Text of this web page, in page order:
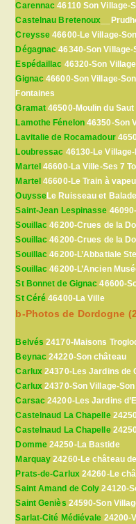
Carennac 46110 Son Village-
Castelnau Bretenoux
Creysse 46600-Le Village-
Dégagnac 46340-Son Village-
Espédaillac 46320-Son
Gignac 46600-Son Village-
Fontaines
Gramat 46500-Moulin du Saut
Lamothe Fénelon46350-Son
Lavitalie de Rocamadour
Loubressac 46130-Le
Martel 46600-La Ville-Ses 7
Martel 46600-Le Train à
OuysseLe Ruisseau et
Saint-Jean Lespinasse
Souillac 46200-Crues de la
Souillac 46200-Crues de la
Souillac 46200-L’Abbatiale
Souillac 46200-L’Ancien
St Bonnet de Gignac 46600-
St Céré 46400-La Ville
b-Photos de Dordogne
Belvés 24170-Maisons
Beynac 24220-Son château
Carlux 24370-Les Jardins de
Carlux 24370-Son Village-
Carsac 24200-Les Jardins
Castelnaud La Chapelle
Castelnaud La Chapelle
Domme24250-La Bastide
Marquay 24260-Le château
Prats-de-Carlux24260-Le
Saint Amand de Coly 24120-
Saint Geniès 24590-Son
Sarlat-Cité Médiévale 24200-